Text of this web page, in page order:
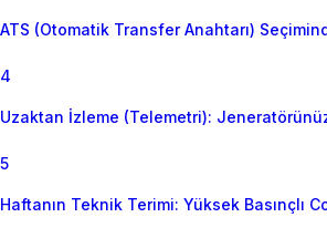
ATS (Otomatik Transfer Anahtarı)
4
Uzaktan İzleme (Telemetri):
5
Haftanın Teknik Terimi: Yüksek Basınçlı